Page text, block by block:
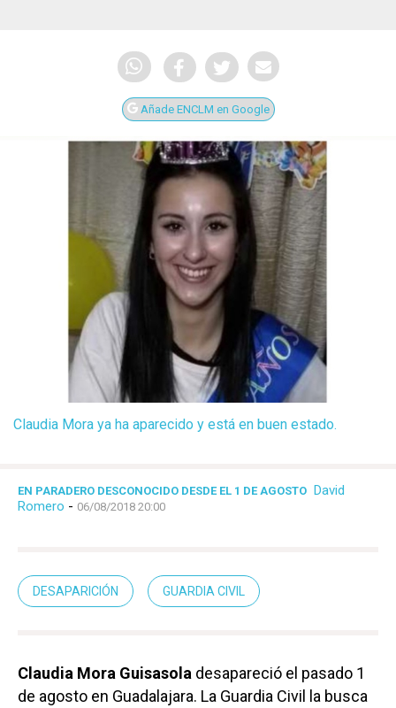
Añade ENCLM en Google
Claudia Mora ya ha aparecido y está en buen estado.
EN PARADERO DESCONOCIDO DESDE EL 1 DE AGOSTO David
Romero - 06/08/2018 20:00
DESAPARICIÓN GUARDIA CIVIL
Claudia Mora Guisasola desapareció el pasado 1
de agosto en Guadalajara. La Guardia Civil la busca